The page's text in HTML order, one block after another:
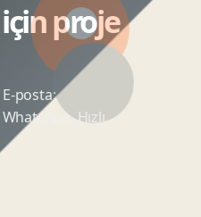
proje
E-posta:
WhatsApp:Hızlı